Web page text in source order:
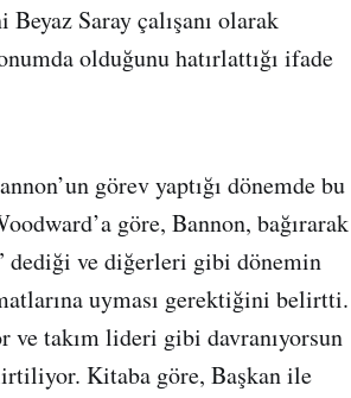
Beyaz Saray çalışanı olarak
olduğunu hatırlattığı ifade
görev yaptığı dönemde bu
göre, Bannon, bağırarak
dediği ve diğerleri gibi dönemin
uyması gerektiğini belirtti.
ve takım lideri gibi davranıyorsun
Kitaba göre, Başkan ile